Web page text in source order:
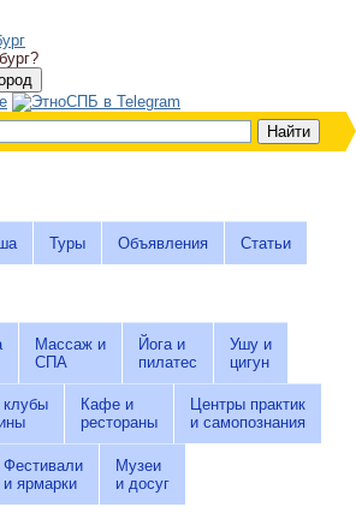
Туры Объявления Статьи
Массаж и
СПА
Йога и
пилатес
Ушу и
цигун
Кафе и
рестораны
Центры практик
и самопознания
Фестивали
и ярмарки
Музеи
и досуг